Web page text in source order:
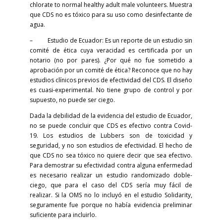
chlorate to normal healthy adult male volunteers. Muestra
que CDS no es tóxico para su uso como desinfectante de
agua.
– Estudio de Ecuador: Es un reporte de un estudio sin
comité de ética cuya veracidad es certificada por un
notario (no por pares). ¿Por qué no fue sometido a
aprobación por un comité de ética? Reconoce que no hay
estudios clínicos previos de efectividad del CDS. El diseño
es cuasi-experimental. No tiene grupo de control y por
supuesto, no puede ser ciego.
Dada la debilidad de la evidencia del estudio de Ecuador,
no se puede concluir que CDS es efectivo contra Covid-
19. Los estudios de Lubbers son de toxicidad y
seguridad, y no son estudios de efectividad. El hecho de
que CDS no sea tóxico no quiere decir que sea efectivo.
Para demostrar su efectividad contra alguna enfermedad
es necesario realizar un estudio randomizado doble-
ciego, que para el caso del CDS sería muy fácil de
realizar. Si la OMS no lo incluyó en el estudio Solidarity,
seguramente fue porque no había evidencia preliminar
suficiente para incluirlo.